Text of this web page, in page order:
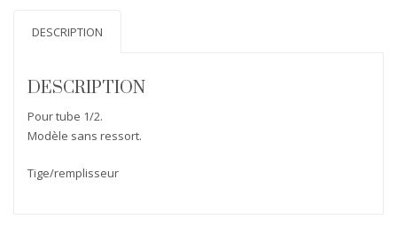
ressort
DESCRIPTION
DESCRIPTION
Pour tube 1/2.
Modèle sans ressort.
Tige/remplisseur